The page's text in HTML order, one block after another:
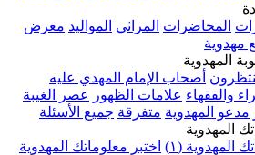
المراثي المواليد معرض
المهدي عليه
الظهور عصر الغيبة
متفرقة جميع الأسئلة
اختبر معلوماتك المهدوية